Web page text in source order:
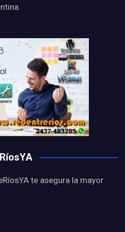
te asegura la mayor